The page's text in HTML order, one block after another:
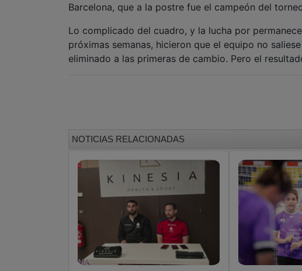
Barcelona, que a la postre fue el campeón del
Lo complicado del cuadro, y la lucha por
próximas semanas, hicieron que el equipo no
eliminado a las primeras de cambio. Pero el
NOTICIAS RELACIONADAS